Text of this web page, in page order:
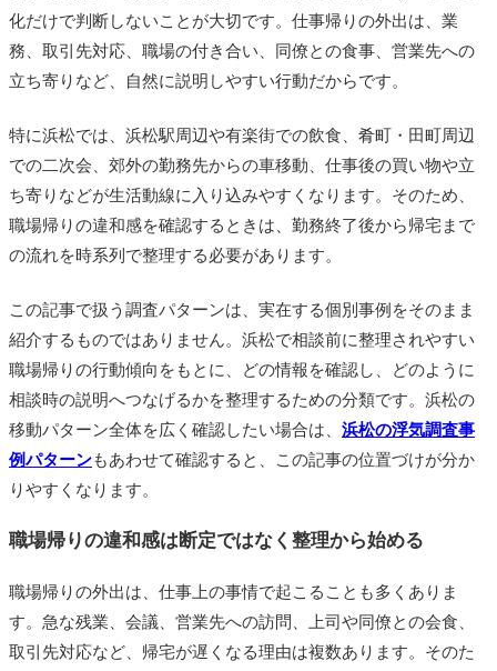
化だけで判断しないことが大切です。仕事帰りの外出は、業
務、取引先対応、職場の付き合い、同僚との食事、営業先への
立ち寄りなど、自然に説明しやすい行動だからです。
特に浜松では、浜松駅周辺や有楽街での飲食、肴町・田町周辺
での二次会、郊外の勤務先からの車移動、仕事後の買い物や立
ち寄りなどが生活動線に入り込みやすくなります。そのため、
職場帰りの違和感を確認するときは、勤務終了後から帰宅まで
の流れを時系列で整理する必要があります。
この記事で扱う調査パターンは、実在する個別事例をそのまま
紹介するものではありません。浜松で相談前に整理されやすい
職場帰りの行動傾向をもとに、どの情報を確認し、どのように
相談時の説明へつなげるかを整理するための分類です。浜松の
移動パターン全体を広く確認したい場合は、 浜松の浮気調査事
例パターンもあわせて確認すると、この記事の位置づけが分か
りやすくなります。
職場帰りの違和感は断定ではなく整理から始める
職場帰りの外出は、仕事上の事情で起こることも多くありま
す。急な残業、会議、営業先への訪問、上司や同僚との会食、
取引先対応など、帰宅が遅くなる理由は複数あります。そのた